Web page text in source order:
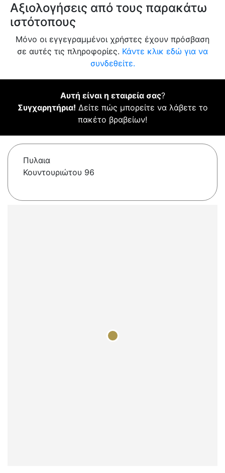
Αξιολογήσεις από τους παρακάτω
ιστότοπους
Μόνο οι εγγεγραμμένοι χρήστες έχουν πρόσβαση
σε αυτές τις πληροφορίες. Κάντε κλικ εδώ για να
συνδεθείτε.
Αυτή είναι η εταιρεία σας?
Συγχαρητήρια! Δείτε πώς μπορείτε να λάβετε το
πακέτο βραβείων!
Πυλαια
Κουντουριώτου 96